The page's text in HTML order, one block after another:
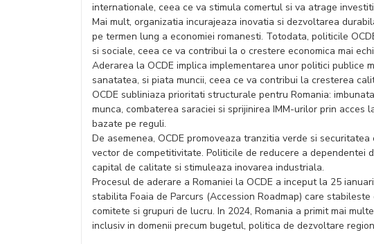
internationale, ceea ce va stimula comertul si va atrage
Mai mult, organizatia incurajeaza inovatia si dezvoltarea
pe termen lung a economiei romanesti. Totodata, politicile
si sociale, ceea ce va contribui la o crestere economica mai
Aderarea la OCDE implica implementarea unor politici publice
sanatatea, si piata muncii, ceea ce va contribui la cresterea
OCDE subliniaza prioritati structurale pentru Romania:
munca, combaterea saraciei si sprijinirea IMM-urilor prin
bazate pe reguli.
De asemenea, OCDE promoveaza tranzitia verde si
vector de competitivitate. Politicile de reducere a dependentei
capital de calitate si stimuleaza inovarea industriala.
Procesul de aderare a Romaniei la OCDE a inceput la 25
stabilita Foaia de Parcurs (Accession Roadmap) care
comitete si grupuri de lucru. In 2024, Romania a primit mai
inclusiv in domenii precum bugetul, politica de dezvoltare